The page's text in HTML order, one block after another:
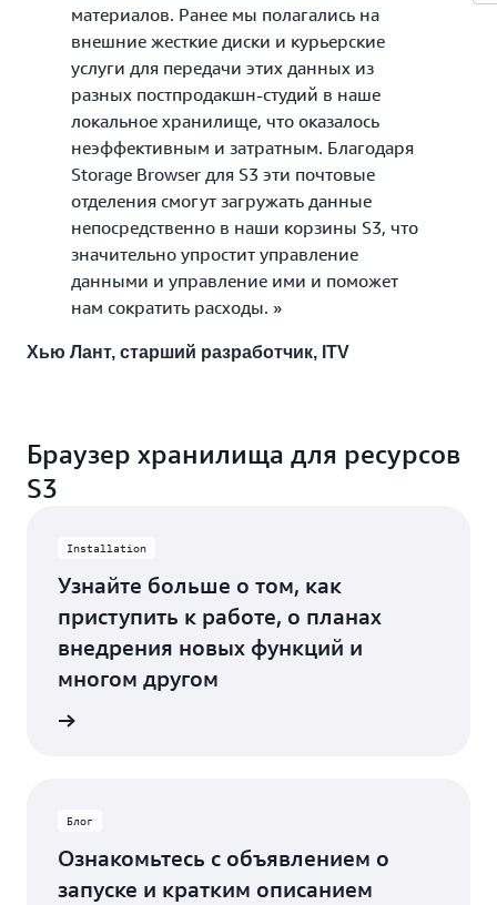
материалов. Ранее мы полагались на
внешние жесткие диски и курьерские
услуги для передачи этих данных из
разных постпродакшн-студий в наше
локальное хранилище, что оказалось
неэффективным и затратным. Благодаря
Storage Browser для S3 эти почтовые
отделения смогут загружать данные
непосредственно в наши корзины S3, что
значительно упростит управление
данными и управление ими и поможет
нам сократить расходы. »
Хью Лант, старший разработчик, ITV
Браузер хранилища для ресурсов
S3
Installation
Узнайте больше о том, как
приступить к работе, о планах
внедрения новых функций и
многом другом
Блог
Ознакомьтесь с объявлением о
запуске и кратким описанием